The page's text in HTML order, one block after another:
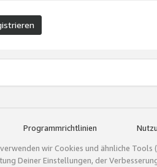
Programmrichtlinien
wir Cookies und ähnliche
Deiner Einstellungen, der